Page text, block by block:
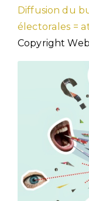
Diffusion du
électorales =
Copyright